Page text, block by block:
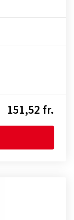
151,52 fr.